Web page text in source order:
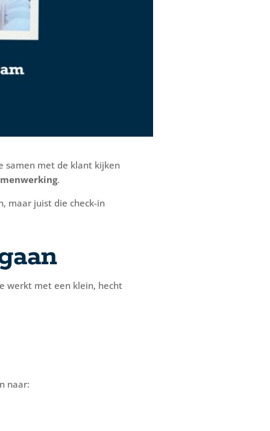
samen met de klant kijken
.
maar juist die check-in
werkt met een klein, hecht
naar: